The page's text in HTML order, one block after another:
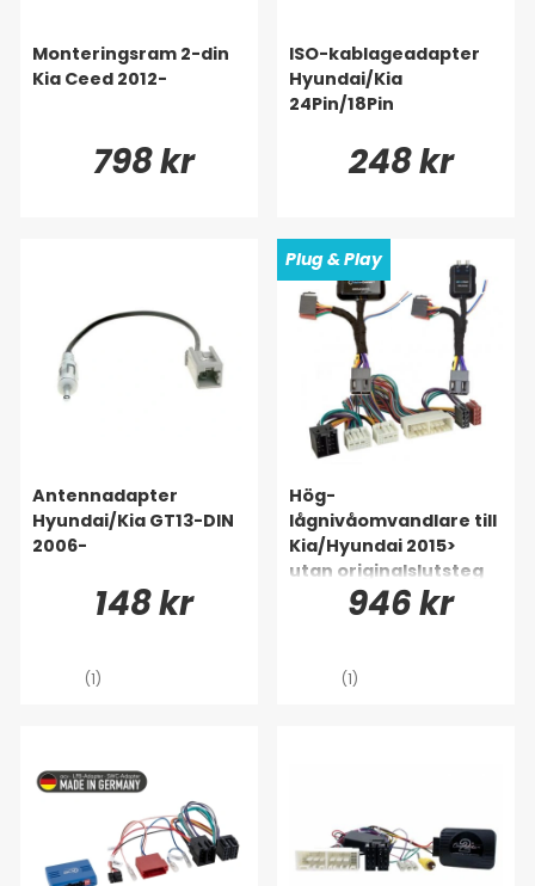
Monteringsram 2-din
Kia Ceed 2012-
798 kr
ISO-kablageadapter
Hyundai/Kia
24Pin/18Pin
248 kr
Antennadapter
Hyundai/Kia GT13-DIN
2006-
148 kr
(1)
Plug & Play
Hög-
lågnivåomvandlare till
Kia/Hyundai 2015>
utan originalslutsteg
946 kr
(1)